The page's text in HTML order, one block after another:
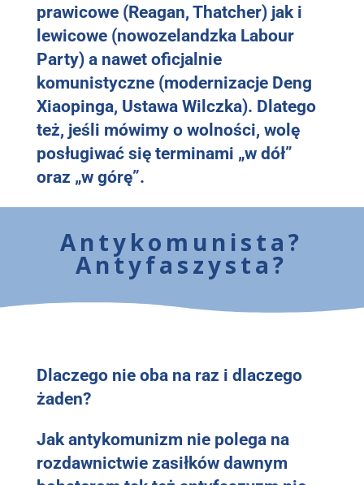
prawicowe (Reagan, Thatcher) jak i
lewicowe (nowozelandzka Labour
Party) a nawet oficjalnie
komunistyczne (modernizacje Deng
Xiaopinga, Ustawa Wilczka). Dlatego
też, jeśli mówimy o wolności, wolę
posługiwać się terminami „w dół”
oraz „w górę”.
Antykomunista?
Antyfaszysta?
Dlaczego nie oba na raz i dlaczego
żaden?
Jak antykomunizm nie polega na
rozdawnictwie zasiłków dawnym